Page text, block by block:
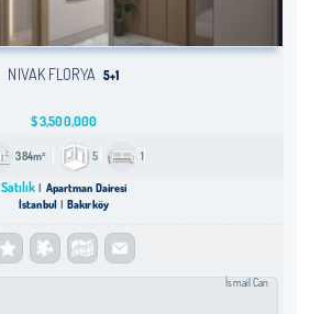
NIVAK FLORYA 5+1
$3,500,000
384m² 5 1
Satılık
Apartman Dairesi
İstanbul
Bakırköy
İsmail Can